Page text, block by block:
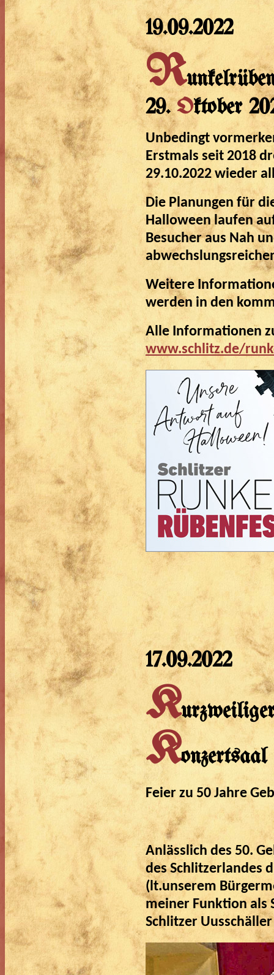
19.09.2022
R
29.Oktober
Unbedingt
Erstmals seit 2018
29.10.2022 wieder
Die Planungen für
Halloween laufen
Besucher aus Nah
Weitere
werden in den
Alle Informationen
www.schlitz.de/
17.09.2022
K
K
Feier zu 50 Jahre
Anlässlich des 50.
des Schlitzerlandes
(lt.unserem
meiner Funktion als
Schlitzer